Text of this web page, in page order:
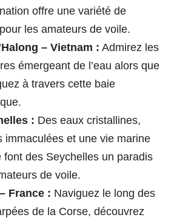
offre une variété de
les amateurs de voile.
– Vietnam : Admirez les
émergeant de l’eau alors que
à travers cette baie
: Des eaux cristallines,
immaculées et une vie marine
font des Seychelles un paradis
de voile.
France : Naviguez le long des
de la Corse, découvrez